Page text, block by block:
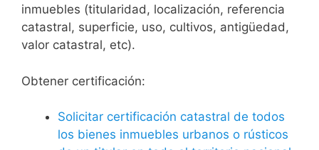
inmuebles (titularidad, localización, referencia
catastral, superficie, uso, cultivos, antigüedad,
valor catastral, etc).
Obtener certificación:
Solicitar certificación catastral de todos
los bienes inmuebles urbanos o rústicos